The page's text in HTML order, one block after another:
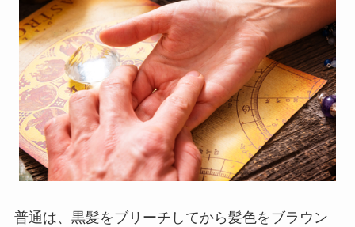
普通は、黒髪をブリーチしてから髪色をブラウン